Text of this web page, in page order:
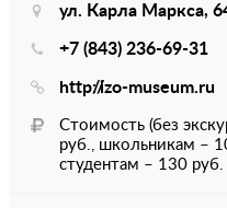
ул. Карла Маркса,
+7 (843) 236-69-31
http://izo-museum.ru
Стоимость (без
руб., школьникам –
студентам – 130 руб.